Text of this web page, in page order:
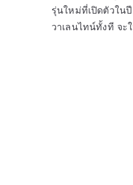
รุ่นใหม่ที่เปิดตัวใน
วาเลนไทน์ทั้งที จะ